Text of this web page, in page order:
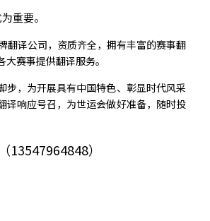
重要。
翻译公司，资质齐全，拥有丰富的赛事翻
赛事提供翻译服务。
步，为开展具有中国特色、彰显时代风采
译响应号召，为世运会做好准备，随时投
13547964848）